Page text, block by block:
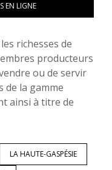
EN LIGNE
richesses de
producteurs
ou de servir
la gamme
ainsi à titre de
LA HAUTE-GASPÉSIE